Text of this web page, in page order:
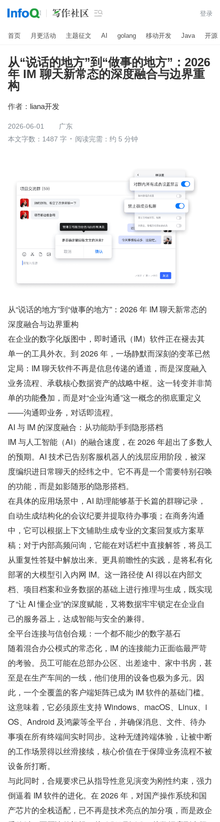
 登录
首页 月更活动 主题征文 AI golang 移动开发 Java 开源
从“说话的地方”到“做事的地方”：2026
年 IM 聊天新常态的深度融合与边界重
构
作者： liana开发
2026-06-01
广东
本文字数：1487 字
阅读完需：约 5 分钟
从“说话的地方”到“做事的地方”：2026 年 IM 聊天新常态的
深度融合与边界重构
在企业的数字化版图中，即时通讯（IM）软件正在褪去其
单一的工具外衣。到 2026 年，一场静默而深刻的变革已然
定局：IM 聊天软件不再是信息传递的通道，而是深度融入
业务流程、承载核心数据资产的战略中枢。这一转变并非简
单的功能叠加，而是对“企业沟通”这一概念的彻底重定义
——沟通即业务，对话即流程。
AI 与 IM 的深度融合：从功能助手到隐形搭档
IM 与人工智能（AI）的融合速度，在 2026 年超出了多数人
的预期。AI 技术已告别客服机器人的浅层应用阶段，被深
度编织进日常聊天的经纬之中。它不再是一个需要特别召唤
的功能，而是如影随形的隐形搭档。
在具体的应用场景中，AI 助理能够基于长篇的群聊记录，
自动生成结构化的会议纪要并提取待办事项；在商务沟通
中，它可以根据上下文辅助生成专业的文案回复或方案草
稿；对于内部高频问询，它能在对话栏中直接解答，将员工
从重复性答疑中解放出来。更具前瞻性的实践，是将私有化
部署的大模型引入内网 IM。这一路径使 AI 得以在内部文
档、项目档案和业务数据的基础上进行推理与生成，既实现
了“让 AI 懂企业”的深度赋能，又将数据牢牢锁定在企业自
己的服务器上，达成智能与安全的兼得。
全平台连接与信创合规：一个都不能少的数字基石
随着混合办公模式的常态化，IM 的连接能力正面临最严苛
的考验。员工可能在总部办公区、出差途中、家中书房，甚
至是在生产车间的一线，他们使用的设备也极为多元。因
此，一个全覆盖的客户端矩阵已成为 IM 软件的基础门槛。
这意味着，它必须原生支持 Windows、macOS、Linux、i
OS、Android 及鸿蒙等全平台，并确保消息、文件、待办
事项在所有终端间实时同步。这种无缝跨端体验，让被中断
的工作场景得以丝滑接续，核心价值在于保障业务流程不被
设备所打断。
与此同时，合规要求已从指导性意见演变为刚性约束，强力
倒逼着 IM 软件的进化。在 2026 年，对国产操作系统和国
产芯片的全栈适配，已不再是技术亮点的加分项，而是政企